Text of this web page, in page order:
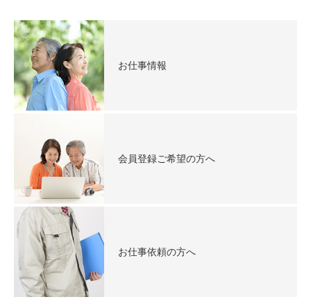
お仕事情報
会員登録ご希望の方へ
お仕事依頼の方へ